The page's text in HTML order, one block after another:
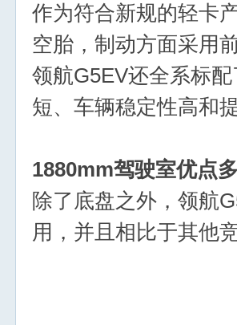
作为符合新规的轻卡
空胎，制动方面采用
领航G5EV还全系标
短、车辆稳定性高和
1880mm驾驶室优点
除了底盘之外，领航
用，并且相比于其他